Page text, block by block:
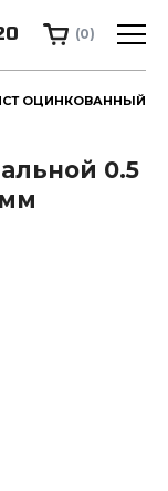
(0)
ОЦИНКОВАННЫЙ
0.5